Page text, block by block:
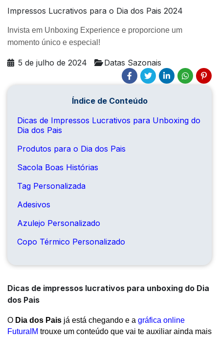
Impressos Lucrativos para o Dia dos Pais 2024
Invista em Unboxing Experience e proporcione um
momento único e especial!
5 de julho de 2024 Datas Sazonais
Índice de Conteúdo
Dicas de Impressos Lucrativos para Unboxing do
Dia dos Pais
Produtos para o Dia dos Pais
Sacola Boas Histórias
Tag Personalizada
Adesivos
Azulejo Personalizado
Copo Térmico Personalizado
Dicas de impressos lucrativos para unboxing do Dia
dos Pais
O Dia dos Pais já está chegando e a gráfica online
FuturaIM trouxe um conteúdo que vai te auxiliar ainda mais